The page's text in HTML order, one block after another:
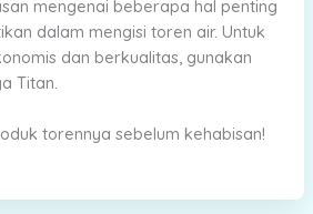
mengenai beberapa hal penting
dalam mengisi toren air. Untuk
dan berkualitas, gunakan
Titan.
torennya sebelum kehabisan!